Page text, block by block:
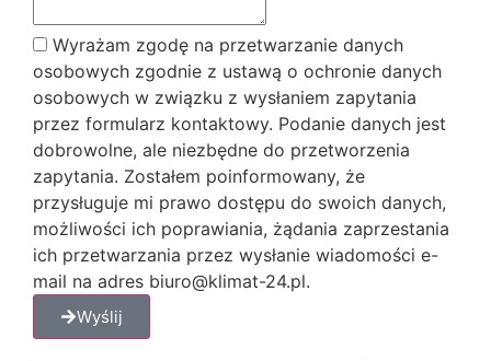
Wyrażam zgodę na przetwarzanie danych
osobowych zgodnie z ustawą o ochronie danych
osobowych w związku z wysłaniem zapytania
przez formularz kontaktowy. Podanie danych jest
dobrowolne, ale niezbędne do przetworzenia
zapytania. Zostałem poinformowany, że
przysługuje mi prawo dostępu do swoich danych,
możliwości ich poprawiania, żądania zaprzestania
ich przetwarzania przez wysłanie wiadomości e-
mail na adres biuro@klimat-24.pl.
Wyślij